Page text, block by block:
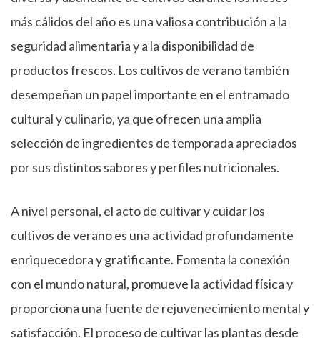
más cálidos del año es una valiosa contribución a la
seguridad alimentaria y a la disponibilidad de
productos frescos. Los cultivos de verano también
desempeñan un papel importante en el entramado
cultural y culinario, ya que ofrecen una amplia
selección de ingredientes de temporada apreciados
por sus distintos sabores y perfiles nutricionales.
A nivel personal, el acto de cultivar y cuidar los
cultivos de verano es una actividad profundamente
enriquecedora y gratificante. Fomenta la conexión
con el mundo natural, promueve la actividad física y
proporciona una fuente de rejuvenecimiento mental y
satisfacción. El proceso de cultivar las plantas desde